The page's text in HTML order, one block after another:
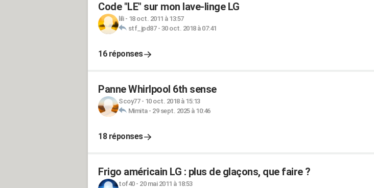
Code "LE" sur mon lave-linge LG
lili- 18 oct. 2011 à 13:57
stf_jpd87- 30 oct. 2018 à 07:41
16 réponses
Panne Whirlpool 6th sense
Scoy77- 10 oct. 2018 à 15:13
Mimita- 29 sept. 2025 à 10:46
18 réponses
Frigo américain LG : plus de glaçons, que faire ?
tof40- 20 mai 2011 à 18:53